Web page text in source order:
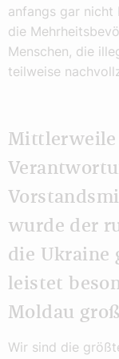
anfangs gar nicht
die
Menschen, die
teilweise
Mittlerweile
wurde der
die Ukraine
leistet
Moldau
Wir sind die